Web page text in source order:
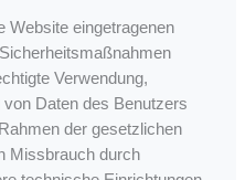
Website eingetragenen
Verwendung,
Daten des Benutzers
der gesetzlichen
Missbrauch durch